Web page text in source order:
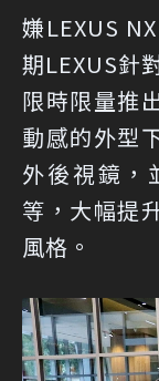
嫌LEXUS
期LEXUS針
限時限量推
動感的外型
外後視鏡，
等，大幅提
風格。